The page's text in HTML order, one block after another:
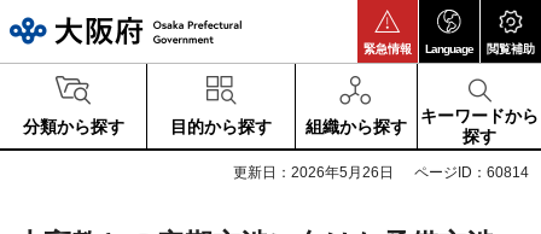
緊急情報 Language 閲覧補助
分類から探す 目的から探す 組織から探す
キーワードから
探す
更新日：2026年5月26日 ページID：60814